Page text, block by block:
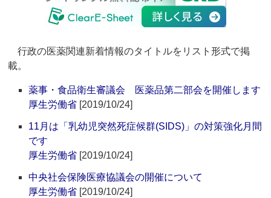
行政の医薬関連新着情報のタイトルをリスト形式で掲
載。
薬事・食品衛生審議会 医薬品第二部会を開催します
厚生労働省 [2019/10/24]
11月は「乳幼児突然死症候群(SIDS)」の対策強化月間
です
厚生労働省 [2019/10/24]
中央社会保険医療協議会の開催について
厚生労働省 [2019/10/24]